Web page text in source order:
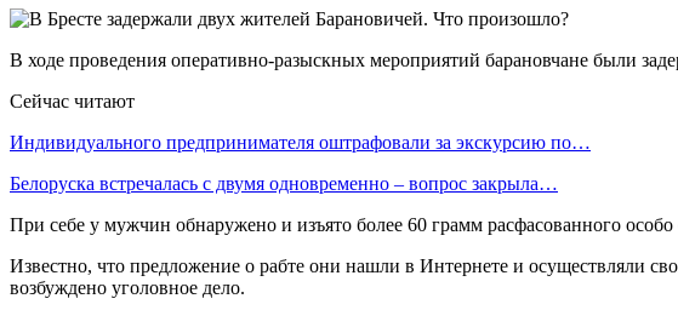
В ходе проведения оперативно-разыскных мероприятий барановчане были
Сейчас читают
Индивидуального предпринимателя оштрафовали за экскурсию по…
Белоруска встречалась с двумя одновременно – вопрос закрыла…
При себе у мужчин обнаружено и изъято более 60 грамм расфасованного
Известно, что предложение о рабте они нашли в Интернете и осуществляли
возбуждено уголовное дело.